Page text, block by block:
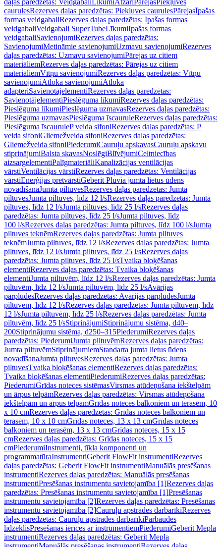
daļas paredzētas: Veidgabali LīkumiAtzari PārejasPiekļuves
caurulesRezerves daļas paredzētas: Piekļuves caurulesPārejasĪpašas
formas veidgabaliRezerves daļas paredzētas: Īpašas formas
veidgabaliVeidgabali SuperTubeLīkumiĪpašas formas
veidgabaliSavienojumiRezerves daļas paredzētas:
SavienojumiMetināmie savienojumiUzmavu savienojumiRezerves
daļas paredzētas: Uzmavu savienojumiPārejas uz citiem
materiāliemRezerves daļas paredzētas: Pārejas uz citiem
materiāliemVītņu savienojumiRezerves daļas paredzētas: Vītņu
savienojumiAtloka savienojumiAtloka
adapteriSavienotājelementiRezerves daļas paredzētas:
SavienotājelementiPieslēguma līkumiRezerves daļas paredzētas:
Pieslēguma līkumiPieslēguma uzmavasRezerves daļas paredzētas:
Pieslēguma uzmavasPieslēguma īscauruleRezerves daļas paredzētas:
Pieslēguma īscauruleP veida sifoniRezerves daļas paredzētas: P
veida sifoniGliemežveida sifoniRezerves daļas paredzētas:
Gliemežveida sifoniPiederumiCauruļu apskavasCauruļu apskavu
stiprinājumiBalsta skavasNoslēgiBlīvējumiCeltniecības
aizsargelementiPalīgmateriāliKanalizācijas ventilācijas
vārstiVentilācijas vārstiRezerves daļas paredzētas: Ventilācijas
vārstiEnerģijas pretvārstiGeberit Pluvia jumta lietus ūdens
novadīšanaJumta piltuvesRezerves daļas paredzētas: Jumta
piltuvesJumta piltuves, līdz 12 l/sRezerves daļas paredzētas: Jumta
piltuves, līdz 12 l/sJumta piltuves, līdz 25 l/sRezerves daļas
paredzētas: Jumta piltuves, līdz 25 l/sJumta piltuves, līdz
100 l/sRezerves daļas paredzētas: Jumta piltuves, līdz 100 l/sJumta
piltuves teknēmRezerves daļas paredzētas: Jumta piltuves
teknēmJumta piltuves, līdz 12 l/sRezerves daļas paredzētas: Jumta
piltuves, līdz 12 l/sJumta piltuves, līdz 25 l/sRezerves daļas
paredzētas: Jumta piltuves, līdz 25 l/sTvaika bloķēšanas
elementiRezerves daļas paredzētas: Tvaika bloķēšanas
elementiJumta piltuvēm, līdz 12 l/sRezerves daļas paredzētas: Jumta
piltuvēm, līdz 12 l/sJumta piltuvēm, līdz 25 l/sAvārijas
pārplūdesRezerves daļas paredzētas: Avārijas pārplūdesJumta
piltuvēm, līdz 12 l/sRezerves daļas paredzētas: Jumta piltuvēm, līdz
12 l/sJumta piltuvēm, līdz 25 l/sRezerves daļas paredzētas: Jumta
piltuvēm, līdz 25 l/sStiprinājumiStiprinājumu sistēma, d40–
200Stiprinājumu sistēma, d250–315PiederumiRezerves daļas
paredzētas: PiederumiJumta piltuvēmRezerves daļas paredzētas:
Jumta piltuvēmStiprinājumiemStandarta jumta lietus ūdens
novadīšanaJumta piltuvesRezerves daļas paredzētas: Jumta
piltuvesTvaika bloķēšanas elementiRezerves daļas paredzētas:
Tvaika bloķēšanas elementiPiederumiRezerves daļas paredzētas:
PiederumiGrīdas noteces sistēmasVirsmas atūdeņošana iekštelpām
un ārpus telpāmRezerves daļas paredzētas: Virsmas atūdeņošana
iekštelpām un ārpus telpāmGrīdas noteces balkoniem un terasēm, 10
x 10 cmRezerves daļas paredzētas: Grīdas noteces balkoniem un
terasēm, 10 x 10 cmGrīdas noteces, 13 x 13 cmGrīdas noteces
balkoniem un terasēm, 13 x 13 cmGrīdas noteces, 15 x 15
cmRezerves daļas paredzētas: Grīdas noteces, 15 x 15
cmPiederumiInstrumenti, tīkla komponenti un
programmatūraInstrumentiGeberit FlowFit instrumentiRezerves
daļas paredzētas: Geberit FlowFit instrumentiManuālās presēšanas
instrumentiRezerves daļas paredzētas: Manuālās presēšanas
instrumentiPresēšanas instrumentu savietojamība [1]Rezerves daļas
paredzētas: Presēšanas instrumentu savietojamība [1]Presēšanas
instrumentu savietojamība [2]Rezerves daļas paredzētas: Presēšanas
instrumentu savietojamība [2]Cauruļu apstrādes darbarīkiRezerves
daļas paredzētas: Cauruļu apstrādes darbarīkiPārbaudes
līdzeklisPresēšanas ierīces ar instrumentiemPiederumiGeberit Mepla
instrumentiRezerves daļas paredzētas: Geberit Mepla